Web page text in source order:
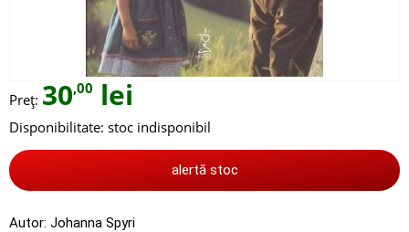
Preț: 30,00 lei
Disponibilitate: stoc indisponibil
alertă stoc
Autor: Johanna Spyri